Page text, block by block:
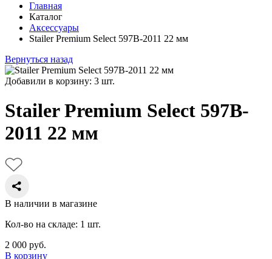
Главная
Каталог
Аксессуары
Stailer Premium Select 597B-2011 22 мм
Вернуться назад
Добавили в корзину: 3 шт.
Stailer Premium Select 597B-
2011 22 мм
В наличии в магазине
Кол-во на складе: 1 шт.
2 000 руб.
В корзину